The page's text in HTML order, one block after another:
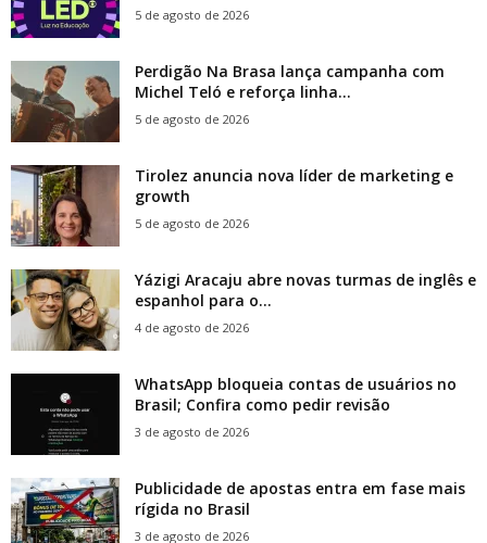
5 de agosto de 2026
Perdigão Na Brasa lança campanha com
Michel Teló e reforça linha...
5 de agosto de 2026
Tirolez anuncia nova líder de marketing e
growth
5 de agosto de 2026
Yázigi Aracaju abre novas turmas de inglês e
espanhol para o...
4 de agosto de 2026
WhatsApp bloqueia contas de usuários no
Brasil; Confira como pedir revisão
3 de agosto de 2026
Publicidade de apostas entra em fase mais
rígida no Brasil
3 de agosto de 2026